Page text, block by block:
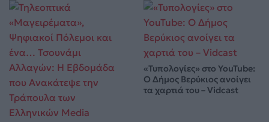
«Τυπολογίες» στο YouTube:
Ο Δήμος Βερύκιος ανοίγει
τα χαρτιά του – Vidcast